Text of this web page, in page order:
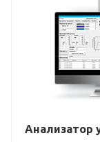
Анализатор